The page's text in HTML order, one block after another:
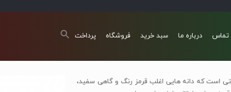
تماس درباره ما سبد خرید فروشگاه پرداخت
است که دانه هایی اغلب قرمز رنگ و گاهی سفید،